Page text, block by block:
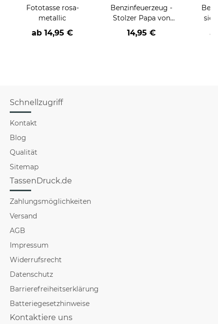
Fototasse rosa-
metallic
ab 14,95 €
Benzinfeuerzeug -
Stolzer Papa von
Kinder
14,95 €
Schnellzugriff
Kontakt
Blog
Qualität
Sitemap
TassenDruck.de
Zahlungsmöglichkeiten
Versand
AGB
Impressum
Widerrufsrecht
Datenschutz
Barrierefreiheitserklärung
Batteriegesetzhinweise
Kontaktiere uns